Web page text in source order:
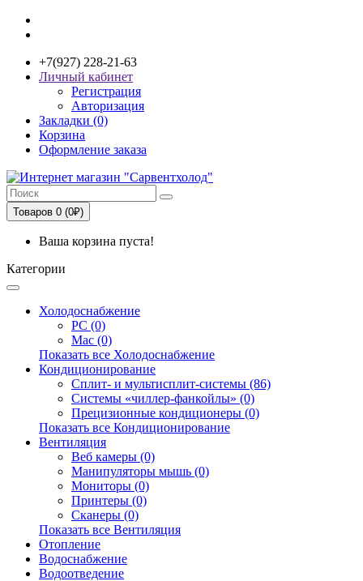
+7(927) 228-21-63
Личный кабинет
Регистрация
Авторизация
Закладки (0)
Корзина
Оформление заказа
Товаров 0 (0₽)
Ваша корзина пуста!
Категории
Холодоснабжение
PC (0)
Mac (0)
Показать все Холодоснабжение
Кондиционирование
Сплит- и мультисплит-системы (86)
Системы «чиллер-фанкойлы» (0)
Прецизионные кондиционеры (0)
Показать все Кондиционирование
Вентиляция
Веб камеры (0)
Манипуляторы мышь (0)
Мониторы (0)
Принтеры (0)
Сканеры (0)
Показать все Вентиляция
Отопление
Водоснабжение
Водоотведение